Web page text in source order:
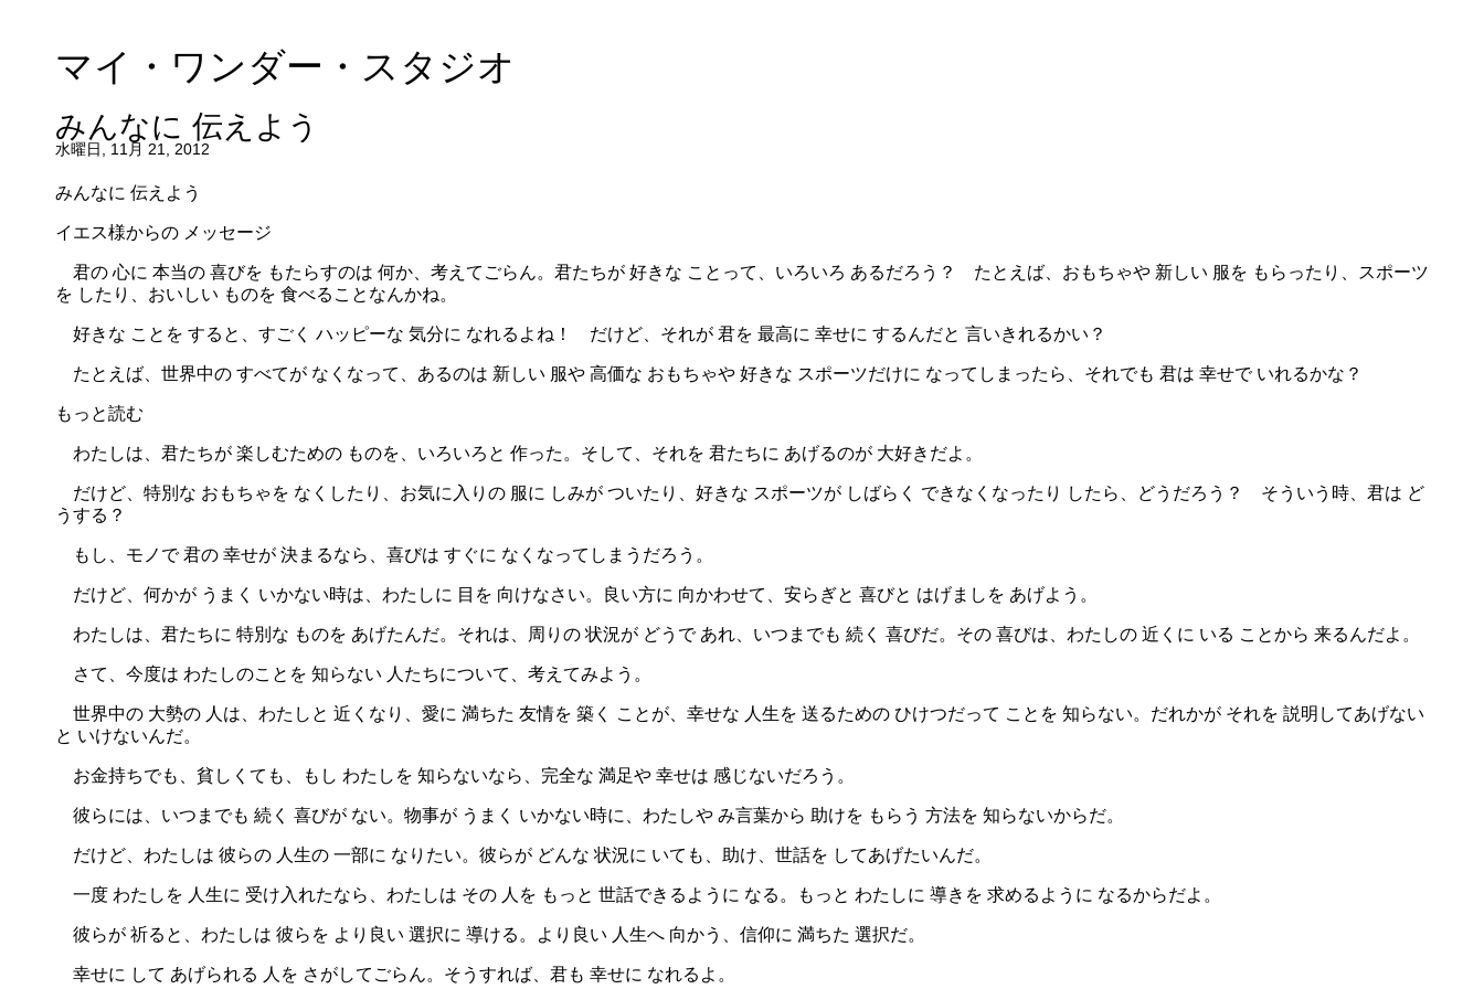
マイ・ワンダー・スタジオ
みんなに 伝えよう
水曜日, 11月 21, 2012
みんなに 伝えよう
イエス様からの メッセージ
君の 心に 本当の 喜びを もたらすのは 何か、考えてごらん。君たちが 好きな ことって、いろいろ あるだろう？ たとえば、おもちゃや 新しい 服を もらったり、スポーツ
を したり、おいしい ものを 食べることなんかね。
好きな ことを すると、すごく ハッピーな 気分に なれるよね！ だけど、それが 君を 最高に 幸せに するんだと 言いきれるかい？
たとえば、世界中の すべてが なくなって、あるのは 新しい 服や 高価な おもちゃや 好きな スポーツだけに なってしまったら、それでも 君は 幸せで いれるかな？
もっと読む
わたしは、君たちが 楽しむための ものを、いろいろと 作った。そして、それを 君たちに あげるのが 大好きだよ。
だけど、特別な おもちゃを なくしたり、お気に入りの 服に しみが ついたり、好きな スポーツが しばらく できなくなったり したら、どうだろう？ そういう時、君は ど
うする？
もし、モノで 君の 幸せが 決まるなら、喜びは すぐに なくなってしまうだろう。
だけど、何かが うまく いかない時は、わたしに 目を 向けなさい。良い方に 向かわせて、安らぎと 喜びと はげましを あげよう。
わたしは、君たちに 特別な ものを あげたんだ。それは、周りの 状況が どうで あれ、いつまでも 続く 喜びだ。その 喜びは、わたしの 近くに いる ことから 来るんだよ。
さて、今度は わたしのことを 知らない 人たちについて、考えてみよう。
世界中の 大勢の 人は、わたしと 近くなり、愛に 満ちた 友情を 築く ことが、幸せな 人生を 送るための ひけつだって ことを 知らない。だれかが それを 説明してあげない
と いけないんだ。
お金持ちでも、貧しくても、もし わたしを 知らないなら、完全な 満足や 幸せは 感じないだろう。
彼らには、いつまでも 続く 喜びが ない。物事が うまく いかない時に、わたしや み言葉から 助けを もらう 方法を 知らないからだ。
だけど、わたしは 彼らの 人生の 一部に なりたい。彼らが どんな 状況に いても、助け、世話を してあげたいんだ。
一度 わたしを 人生に 受け入れたなら、わたしは その 人を もっと 世話できるように なる。もっと わたしに 導きを 求めるように なるからだよ。
彼らが 祈ると、わたしは 彼らを より良い 選択に 導ける。より良い 人生へ 向かう、信仰に 満ちた 選択だ。
幸せに して あげられる 人を さがしてごらん。そうすれば、君も 幸せに なれるよ。